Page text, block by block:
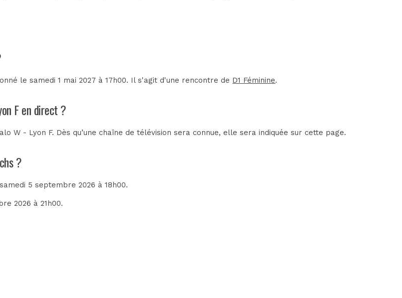
le samedi 1 mai 2027 à 17h00. Il s'agit d'une rencontre de D1 Féminine.
F en direct ?
W - Lyon F. Dès qu’une chaîne de télévision sera connue, elle sera indiquée sur cette page.
?
5 septembre 2026 à 18h00.
2026 à 21h00.